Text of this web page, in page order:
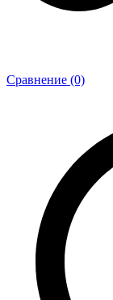
Сравнение (0)